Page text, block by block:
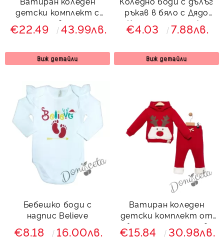
детски комплект с
панталон в зелено и
суитшърт с качулка в
еленче и надпис
€22.49 43.99лв.
Виж детайли
ръкав в бяло с Дядо
Коледа и сърничка
€4.03 7.88лв.
Виж детайли
Бебешко боди с
надпис Believe
€8.18 16.00лв.
Ватиран коледен
детски комплект от
блуза и панталон в
червено с плюшени
€15.84 30.98лв.